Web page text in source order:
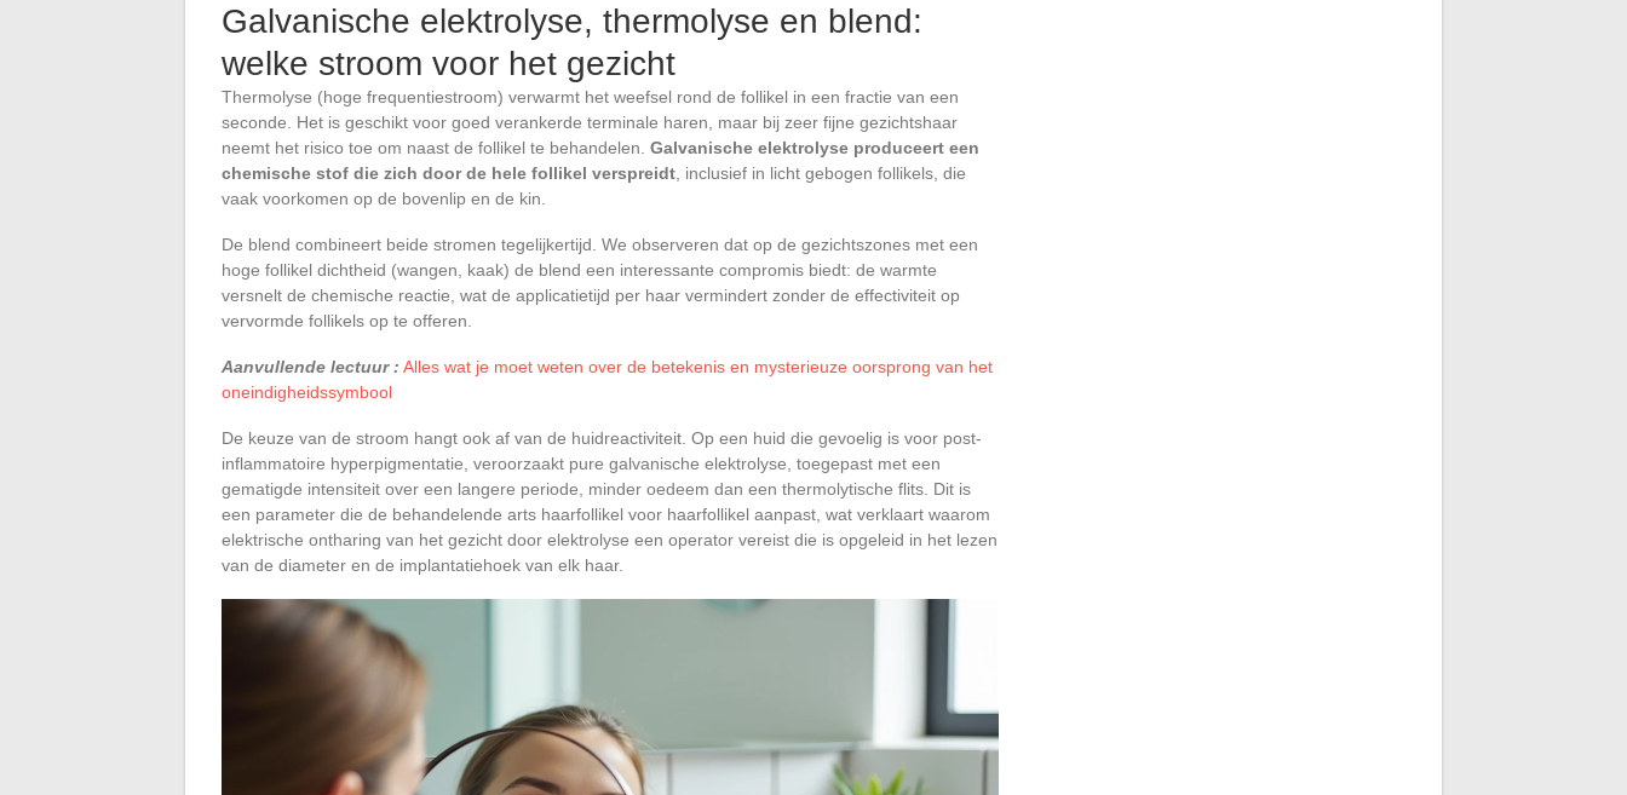
Galvanische elektrolyse, thermolyse en blend:
welke stroom voor het gezicht
Thermolyse (hoge frequentiestroom) verwarmt het weefsel rond de follikel in een fractie van een
seconde. Het is geschikt voor goed verankerde terminale haren, maar bij zeer fijne gezichtshaar
neemt het risico toe om naast de follikel te behandelen. Galvanische elektrolyse produceert een
chemische stof die zich door de hele follikel verspreidt , inclusief in licht gebogen follikels, die
vaak voorkomen op de bovenlip en de kin.
De blend combineert beide stromen tegelijkertijd. We observeren dat op de gezichtszones met een
hoge follikel dichtheid (wangen, kaak) de blend een interessante compromis biedt: de warmte
versnelt de chemische reactie, wat de applicatietijd per haar vermindert zonder de effectiviteit op
vervormde follikels op te offeren.
Aanvullende lectuur : Alles wat je moet weten over de betekenis en mysterieuze oorsprong van het
oneindigheidssymbool
De keuze van de stroom hangt ook af van de huidreactiviteit. Op een huid die gevoelig is voor post-
inflammatoire hyperpigmentatie, veroorzaakt pure galvanische elektrolyse, toegepast met een
gematigde intensiteit over een langere periode, minder oedeem dan een thermolytische flits. Dit is
een parameter die de behandelende arts haarfollikel voor haarfollikel aanpast, wat verklaart waarom
elektrische ontharing van het gezicht door elektrolyse een operator vereist die is opgeleid in het lezen
van de diameter en de implantatiehoek van elk haar.